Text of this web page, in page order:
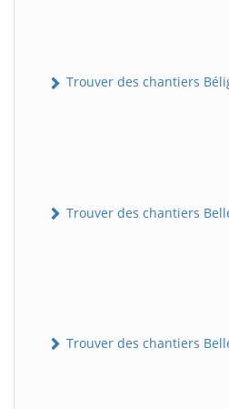
Trouver des chantiers
Trouver des chantiers
Trouver des chantiers